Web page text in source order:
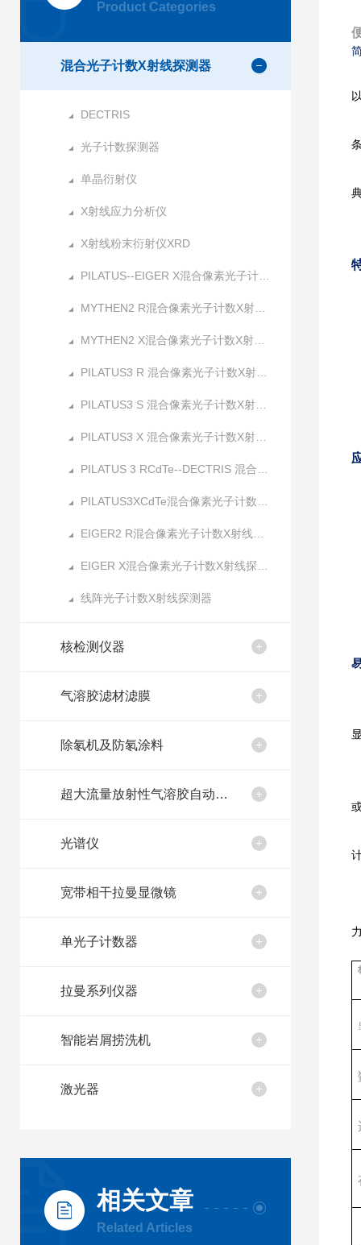
Product Categories
混合光子计数X射线探测器
DECTRIS
光子计数探测器
单晶衍射仪
X射线应力分析仪
X射线粉末衍射仪XRD
PILATUS--EIGER X混合像素光子计数X射线探测器
MYTHEN2 R混合像素光子计数X射线探测器
MYTHEN2 X混合像素光子计数X射线探测器
PILATUS3 R 混合像素光子计数X射线探测器
PILATUS3 S 混合像素光子计数X射线探测器
PILATUS3 X 混合像素光子计数X射线探测器
PILATUS 3 RCdTe--DECTRIS 混合像素光子计数X射线探测器
PILATUS3XCdTe混合像素光子计数X射线探测器
EIGER2 R混合像素光子计数X射线探测器
EIGER X混合像素光子计数X射线探测器
线阵光子计数X射线探测器
核检测仪器
气溶胶滤材滤膜
除氡机及防氡涂料
超大流量放射性气溶胶自动取样装置
光谱仪
宽带相干拉曼显微镜
单光子计数器
拉曼系列仪器
智能岩屑捞洗机
激光器
相关文章
Related Articles